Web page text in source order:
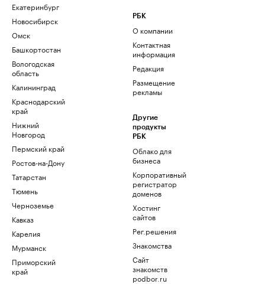
Екатеринбург
Новосибирск
Омск
Башкортостан
Вологодская
область
Калининград
Краснодарский
край
Нижний
Новгород
Пермский край
Ростов-на-Дону
Татарстан
Тюмень
Черноземье
Кавказ
Карелия
Мурманск
Приморский
край
РБК
О компании
Контактная
информация
Редакция
Размещение
рекламы
Другие
продукты
РБК
Облако для
бизнеса
Корпоративный
регистратор
доменов
Хостинг
сайтов
Рег.решения
Знакомства
Сайт
знакомств
podbor.ru